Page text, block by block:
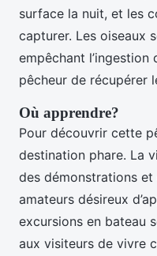
surface la nuit, et les
capturer. Les oiseaux
empêchant
pêcheur de récupérer
Où apprendre?
Pour découvrir cette
destination phare. La
des démonstrations
amateurs désireux
excursions en bateau
aux visiteurs de vivre